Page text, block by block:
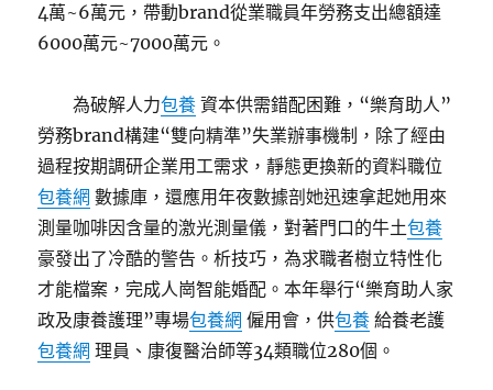
4萬~6萬元，帶動brand從業職員年勞務支出總額達
6000萬元~7000萬元。
為破解人力包養 資本供需錯配困難，“樂育助人”
勞務brand構建“雙向精準”失業辦事機制，除了經由
過程按期調研企業用工需求，靜態更換新的資料職位
包養網 數據庫，還應用年夜數據剖她迅速拿起她用來
測量咖啡因含量的激光測量儀，對著門口的牛土包養
豪發出了冷酷的警告。析技巧，為求職者樹立特性化
才能檔案，完成人崗智能婚配。本年舉行“樂育助人家
政及康養護理”專場包養網 僱用會，供包養 給養老護
包養網 理員、康復醫治師等34類職位280個。